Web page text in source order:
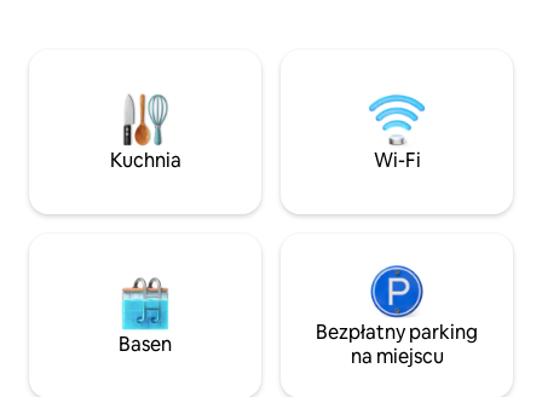
Studio” masz gwarancję, że będziesz
jedyną osobą na miejscu. O ile nie
zostanie zarezerwowana kompletna
ucieczka (oba budynki), „Noir Two
podczas Twojego pobytu.
odkryć rzekę lub
jacuzzi. W
winiarskiego
House/
Kuchnia Wi-Fi
Basen
Bezpłatny parking
na miejscu